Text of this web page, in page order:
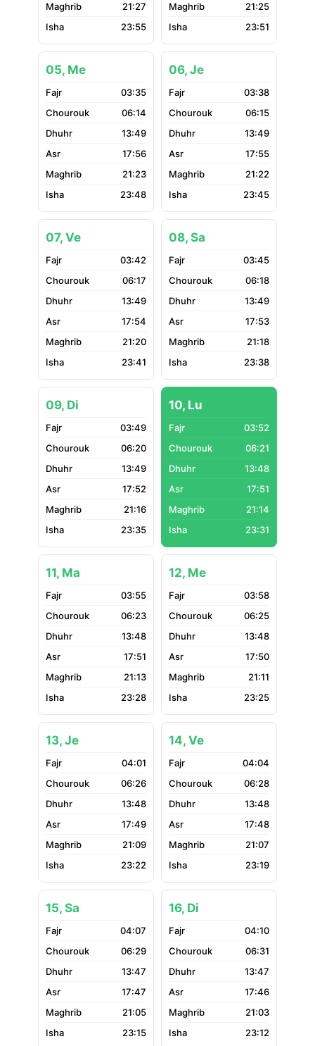
21:27
23:55
21:25
23:51
05, Me
03:35
06:14
13:49
17:56
21:23
23:48
06, Je
03:38
06:15
13:49
17:55
21:22
23:45
07, Ve
03:42
06:17
13:49
17:54
21:20
23:41
08, Sa
03:45
06:18
13:49
17:53
21:18
23:38
09, Di
03:49
06:20
13:49
17:52
21:16
23:35
10, Lu
03:52
06:21
13:48
17:51
21:14
23:31
11, Ma
03:55
06:23
13:48
17:51
21:13
23:28
12, Me
03:58
06:25
13:48
17:50
21:11
23:25
13, Je
04:01
06:26
13:48
17:49
21:09
23:22
14, Ve
04:04
06:28
13:48
17:48
21:07
23:19
15, Sa
04:07
06:29
13:47
17:47
21:05
23:15
16, Di
04:10
06:31
13:47
17:46
21:03
23:12